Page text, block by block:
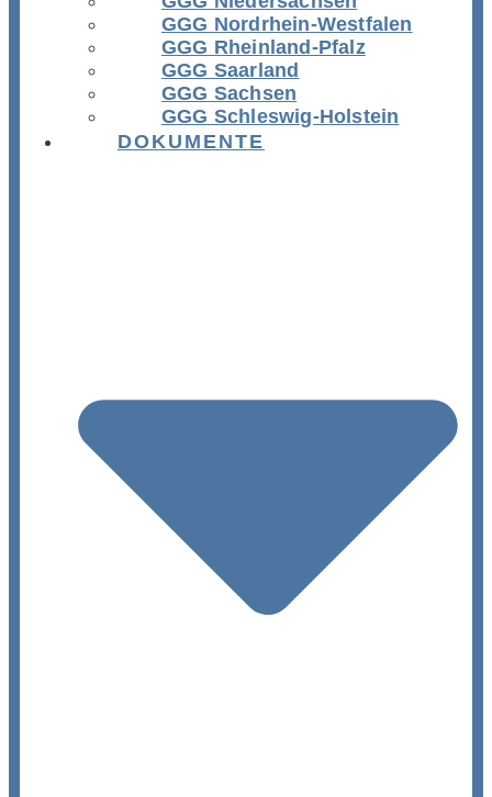
GGG Nordrhein-Westfalen
GGG Rheinland-Pfalz
GGG Saarland
GGG Sachsen
GGG Schleswig-Holstein
DOKUMENTE